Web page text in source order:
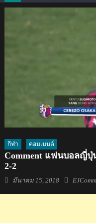
กีฬา คอมเมนต์
Comment แฟนบอลญี่ปุ่
2-2
Posted
มีนาคม 15, 2018 Author